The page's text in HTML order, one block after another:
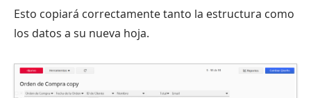
Esto copiará correctamente tanto la estructura como
los datos a su nueva hoja.